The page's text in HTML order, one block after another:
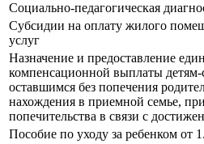
Социально-педагогическая
Субсидии на оплату жилого
услуг
Назначение и предоставление
компенсационной выплаты детям-
оставшимся без попечения
нахождения в приемной семье,
попечительства в связи с
Пособие по уходу за ребенком от